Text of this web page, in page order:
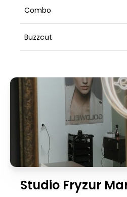
Combo
Buzzcut
Studio Fryzur